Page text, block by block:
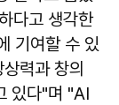
다고 생각한
기여할 수 있
력과 창의
있다"며 "AI